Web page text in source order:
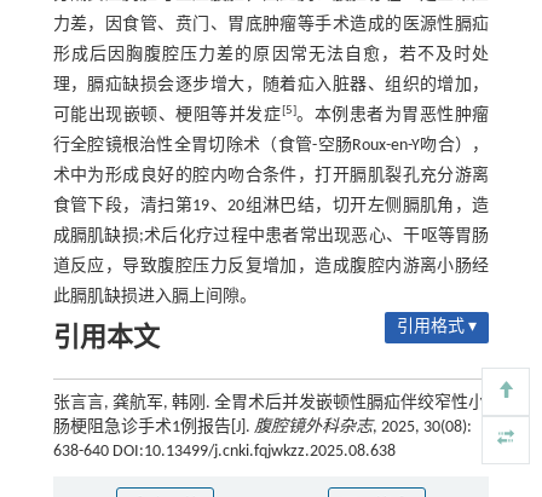
力差，因食管、贲门、胃底肿瘤等手术造成的医源性膈疝
形成后因胸腹腔压力差的原因常无法自愈，若不及时处
理，膈疝缺损会逐步增大，随着疝入脏器、组织的增加，
可能出现嵌顿、梗阻等并发症[5]。本例患者为胃恶性肿瘤
行全腔镜根治性全胃切除术（食管-空肠Roux-en-Y吻合），
术中为形成良好的腔内吻合条件，打开膈肌裂孔充分游离
食管下段，清扫第19、20组淋巴结，切开左侧膈肌角，造
成膈肌缺损;术后化疗过程中患者常出现恶心、干呕等胃肠
道反应，导致腹腔压力反复增加，造成腹腔内游离小肠经
此膈肌缺损进入膈上间隙。
引用本文 引用格式 ▾
张言言, 龚航军, 韩刚. 全胃术后并发嵌顿性膈疝伴绞窄性小
肠梗阻急诊手术1例报告[J]. 腹腔镜外科杂志, 2025, 30(08):
638-640 DOI:10.13499/j.cnki.fqjwkzz.2025.08.638